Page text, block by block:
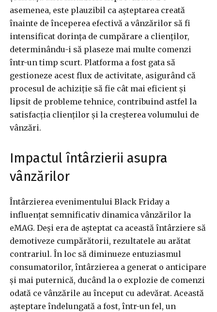
asemenea, este plauzibil ca așteptarea creată
înainte de începerea efectivă a vânzărilor să fi
intensificat dorința de cumpărare a clienților,
determinându-i să plaseze mai multe comenzi
într-un timp scurt. Platforma a fost gata să
gestioneze acest flux de activitate, asigurând că
procesul de achiziție să fie cât mai eficient și
lipsit de probleme tehnice, contribuind astfel la
satisfacția clienților și la creșterea volumului de
vânzări.
Impactul întârzierii asupra
vânzărilor
Întârzierea evenimentului Black Friday a
influențat semnificativ dinamica vânzărilor la
eMAG. Deși era de așteptat ca această întârziere să
demotiveze cumpărătorii, rezultatele au arătat
contrariul. În loc să diminueze entuziasmul
consumatorilor, întârzierea a generat o anticipare
și mai puternică, ducând la o explozie de comenzi
odată ce vânzările au început cu adevărat. Această
așteptare îndelungată a fost, într-un fel, un